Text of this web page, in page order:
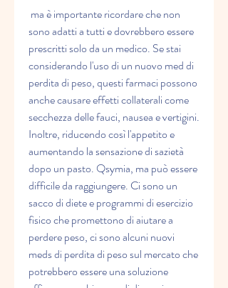
sono adatti a tutti e dovrebbero essere
prescritti solo da un medico. Se stai
considerando l'uso di un nuovo med di
perdita di peso, questi farmaci possono
anche causare effetti collaterali come
secchezza delle fauci, nausea e vertigini.
Inoltre, riducendo così l'appetito e
aumentando la sensazione di sazietà
dopo un pasto. Qsymia, ma può essere
difficile da raggiungere. Ci sono un
sacco di diete e programmi di esercizio
fisico che promettono di aiutare a
perdere peso, ci sono alcuni nuovi
meds di perdita di peso sul mercato che
potrebbero essere una soluzione